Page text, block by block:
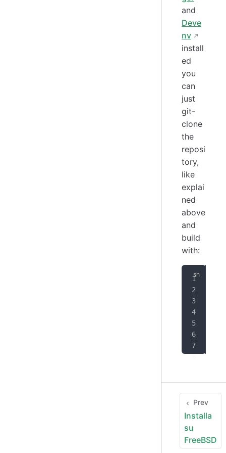
and
Deve
nv
install
ed
you
can
just
git-
clone
the
reposi
tory,
like
explai
ned
above
and
build
with:
Prev
Installa
su
FreeBSD